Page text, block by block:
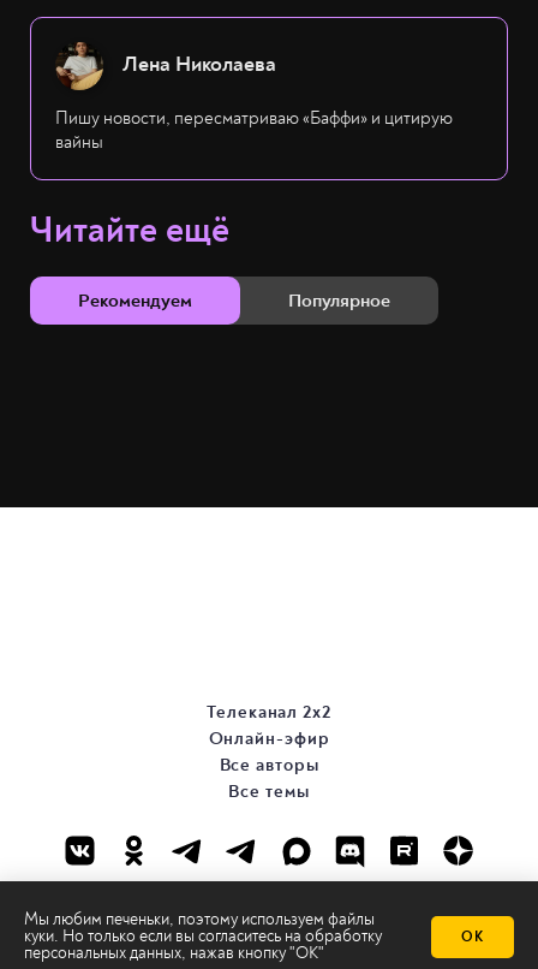
Лена Николаева
Пишу новости, пересматриваю «Баффи» и цитирую
вайны
Читайте ещё
Рекомендуем Популярное
Мы любим печеньки, поэтому используем файлы
куки. Но только если вы согласитесь на обработку
персональных данных, нажав кнопку "ОК"
ОК
Телеканал 2х2
Онлайн-эфир
Все авторы
Все темы